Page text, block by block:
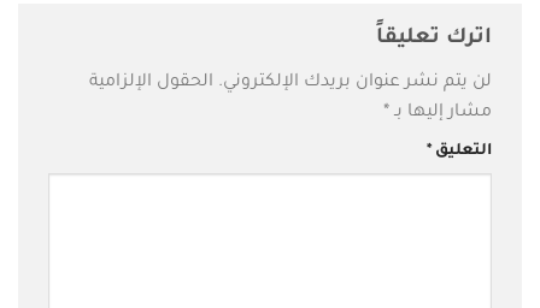
اترك تعليقاً
لن يتم نشر عنوان بريدك الإلكتروني. الحقول الإلزامية
مشار إليها بـ *
التعليق *